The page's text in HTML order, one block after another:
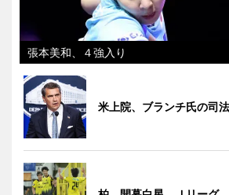
張本美和、４強入り
米上院、ブランチ氏の司